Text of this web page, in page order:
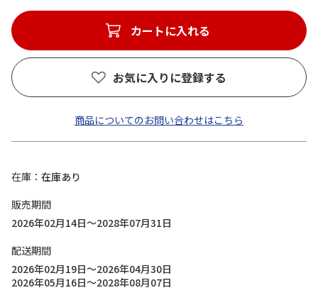
カートに入れる
お気に入りに登録する
商品についてのお問い合わせはこちら
在庫
在庫あり
販売期間
2026年02月14日～2028年07月31日
配送期間
2026年02月19日～2026年04月30日
2026年05月16日～2028年08月07日